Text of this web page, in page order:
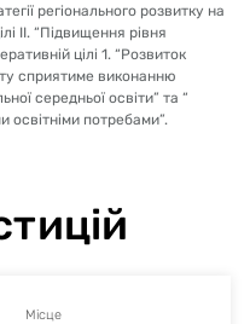
регіонального розвитку на
ІI. “Підвищення рівня
цілі 1. “Розвиток
сприятиме виконанню
середньої освіти” та “
освітніми потребами”.
Місце